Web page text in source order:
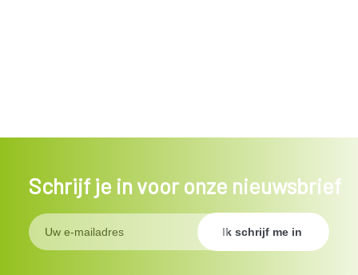
Schrijf je in voor onze nieuwsbrief